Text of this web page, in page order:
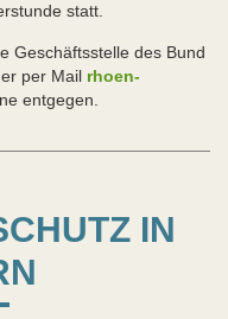
statt.
Geschäftsstelle des Bund
per Mail rhoen-
entgegen.
IN